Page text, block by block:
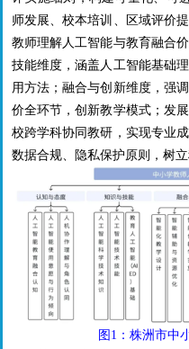
师发展、校本培训、区域评价
教师理解人工智能与教育融合
技能维度，涵盖人工智能基础
用方法；融合与创新维度，强
价全环节，创新教学模式；发
校跨学科协同教研，实现专业
数据合规、隐私保护原则，树
图1：株洲市中